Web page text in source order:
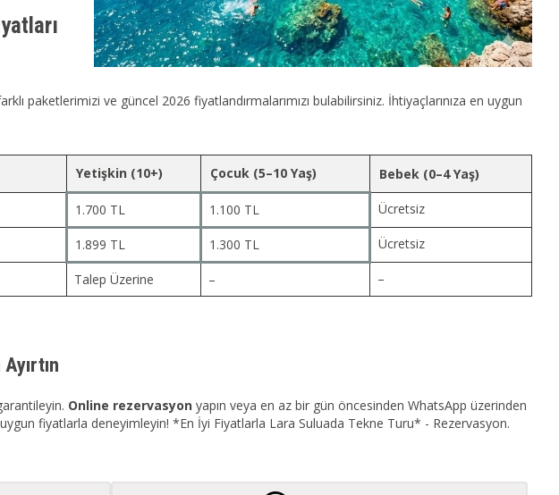
paketlerimizi ve güncel 2026 fiyatlandırmalarımızı bulabilirsiniz. İhtiyaçlarınıza en uygun
Yetişkin (10+) Çocuk (5–10 Yaş) Bebek (0–4 Yaş)
1.700 TL 1.100 TL Ücretsiz
1.899 TL 1.300 TL Ücretsiz
Talep Üzerine – –
Online rezervasyon yapın veya en az bir gün öncesinden WhatsApp üzerinden
fiyatlarla deneyimleyin! *En İyi Fiyatlarla Lara Suluada Tekne Turu* - Rezervasyon.